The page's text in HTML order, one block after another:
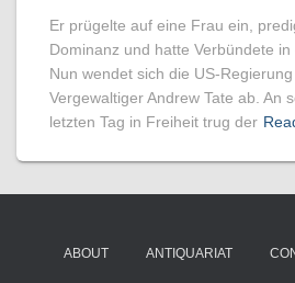
Er prügelte auf eine Frau ein,
Dominanz und hatte Verbündete
Nun wendet sich die US-
Vergewaltiger Andrew Tate ab. An
letzten Tag in Freiheit trug der
ABOUT ANTIQUARIAT